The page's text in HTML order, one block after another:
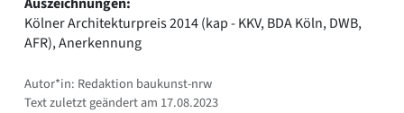
Kölner Architekturpreis 2014 (kap - KKV, BDA Köln, DWB,
AFR), Anerkennung
Autor*in: Redaktion baukunst-nrw
Text zuletzt geändert am 17.08.2023